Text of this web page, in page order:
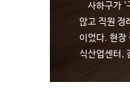
사하구가 `
않고 직원 정
이었다. 현장
식산업센터,